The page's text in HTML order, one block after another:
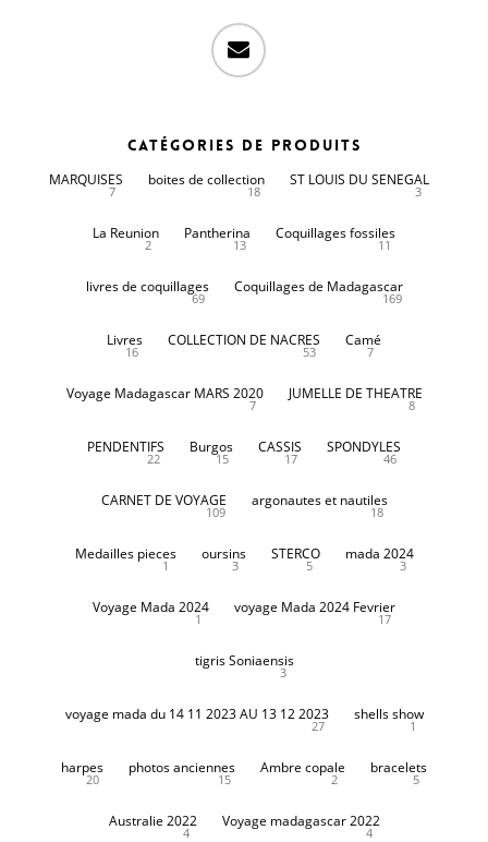
email
Catégories de produits
MARQUISES
7
boites de collection
18
ST LOUIS DU SENEGAL
3
La Reunion
2
Pantherina
13
Coquillages fossiles
11
livres de coquillages
69
Coquillages de Madagascar
169
Livres
16
COLLECTION DE NACRES
53
Camé
7
Voyage Madagascar MARS 2020
7
JUMELLE DE THEATRE
8
PENDENTIFS
22
Burgos
15
CASSIS
17
SPONDYLES
46
CARNET DE VOYAGE
109
argonautes et nautiles
18
Medailles pieces
1
oursins
3
STERCO
5
mada 2024
3
Voyage Mada 2024
1
voyage Mada 2024 Fevrier
17
tigris Soniaensis
3
voyage mada du 14 11 2023 AU 13 12 2023
27
shells show
1
harpes
20
photos anciennes
15
Ambre copale
2
bracelets
5
Australie 2022
4
Voyage madagascar 2022
4